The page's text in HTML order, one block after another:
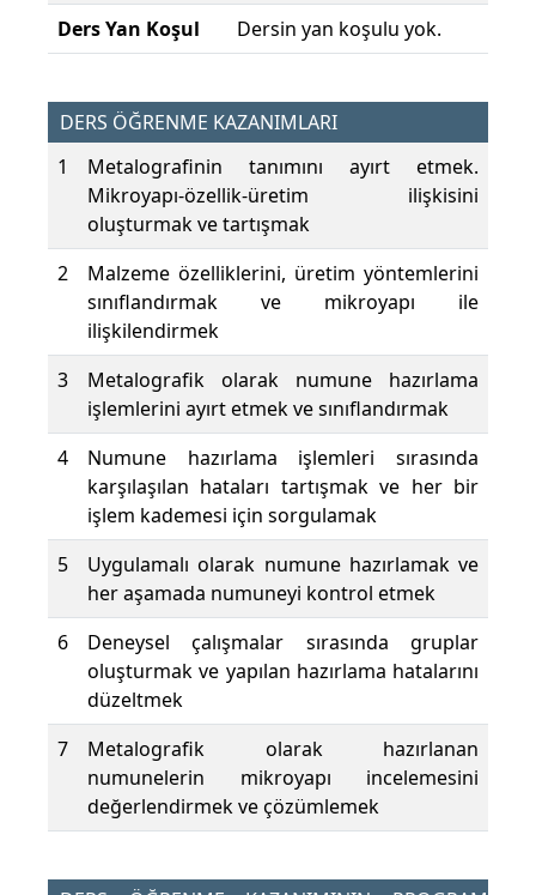
Ders Yan Koşul
Dersin yan koşulu yok.
DERS ÖĞRENME KAZANIMLARI
1
Metalografinin tanımını ayırt etmek.
Mikroyapı-özellik-üretim ilişkisini
oluşturmak ve tartışmak
2
Malzeme özelliklerini, üretim yöntemlerini
sınıflandırmak ve mikroyapı ile
ilişkilendirmek
3
Metalografik olarak numune hazırlama
işlemlerini ayırt etmek ve sınıflandırmak
4
Numune hazırlama işlemleri sırasında
karşılaşılan hataları tartışmak ve her bir
işlem kademesi için sorgulamak
5
Uygulamalı olarak numune hazırlamak ve
her aşamada numuneyi kontrol etmek
6
Deneysel çalışmalar sırasında gruplar
oluşturmak ve yapılan hazırlama hatalarını
düzeltmek
7
Metalografik olarak hazırlanan
numunelerin mikroyapı incelemesini
değerlendirmek ve çözümlemek